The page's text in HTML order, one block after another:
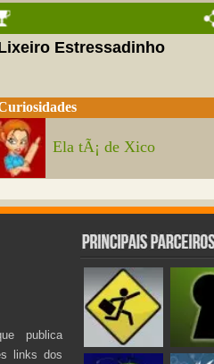
Estressadinho
Ela tÃ¡ de Xico
publica
links dos